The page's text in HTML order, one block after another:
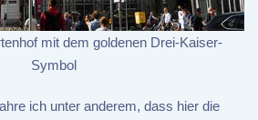
mit dem goldenen Drei-Kaiser-
Symbol
ich unter anderem, dass hier die